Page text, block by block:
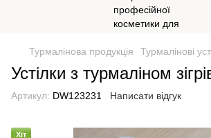
Турмалінова продукція Турмалінові
Устілки з турмаліном
Артикул: DW123231 Написати відгук
Хіт